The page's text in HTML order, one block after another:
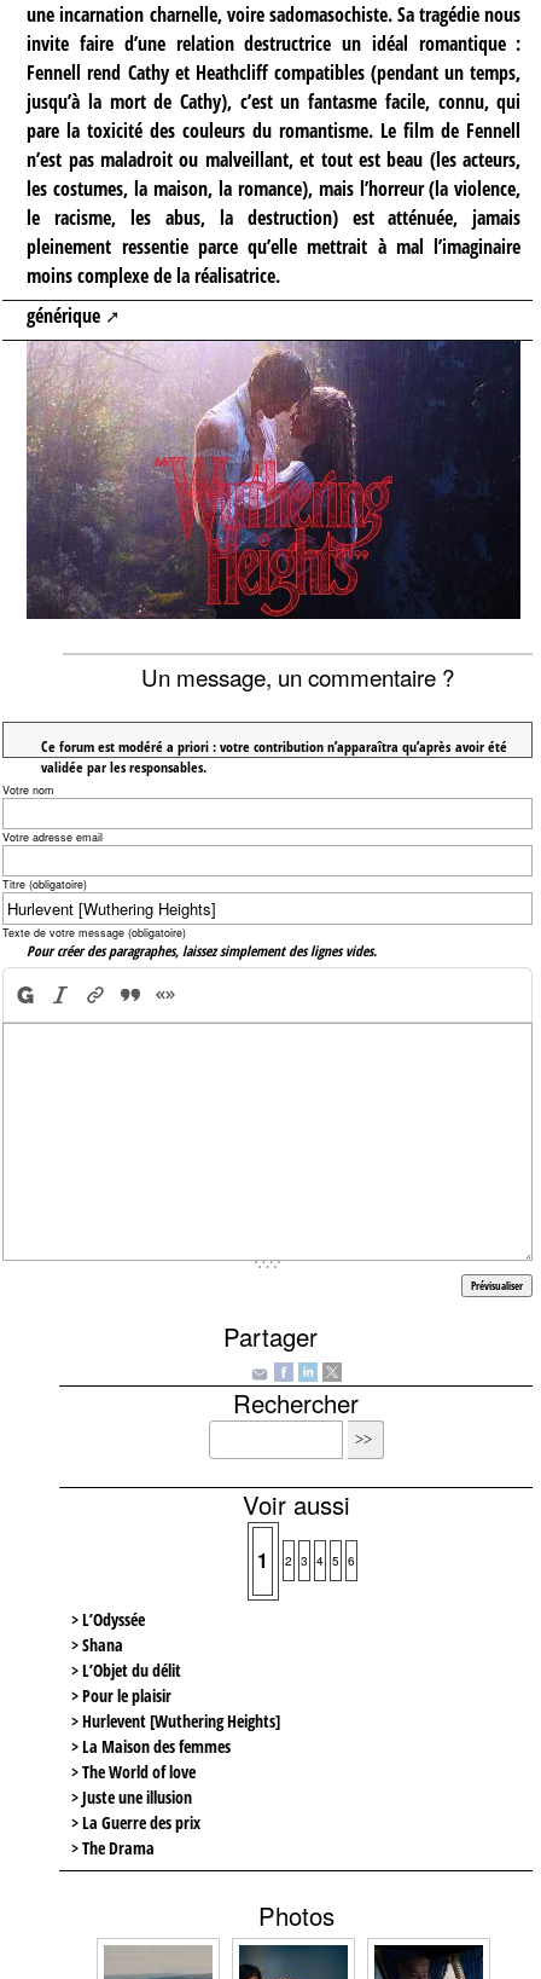
une incarnation charnelle, voire sadomasochiste. Sa tragédie nous
invite faire d’une relation destructrice un idéal romantique :
Fennell rend Cathy et Heathcliff compatibles (pendant un temps,
jusqu’à la mort de Cathy), c’est un fantasme facile, connu, qui
pare la toxicité des couleurs du romantisme. Le film de Fennell
n’est pas maladroit ou malveillant, et tout est beau (les acteurs,
les costumes, la maison, la romance), mais l’horreur (la violence,
le racisme, les abus, la destruction) est atténuée, jamais
pleinement ressentie parce qu’elle mettrait à mal l’imaginaire
moins complexe de la réalisatrice.
générique
Un message, un commentaire ?
Ce forum est modéré a priori : votre contribution n’apparaîtra qu’après avoir été
validée par les responsables.
Votre nom
Votre adresse email
Titre (obligatoire)
Texte de votre message (obligatoire)
Pour créer des paragraphes, laissez simplement des lignes vides.
Partager
Rechercher
Voir aussi
1 2 3 4 5 6
> L’Odyssée
> Shana
> L’Objet du délit
> Pour le plaisir
> Hurlevent [Wuthering Heights]
> La Maison des femmes
> The World of love
> Juste une illusion
> La Guerre des prix
> The Drama
Photos